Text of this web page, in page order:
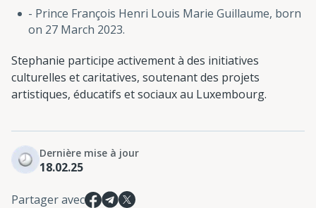
- Prince François Henri Louis Marie Guillaume, born
on 27 March 2023.
Stephanie participe activement à des initiatives
culturelles et caritatives, soutenant des projets
artistiques, éducatifs et sociaux au Luxembourg.
Dernière mise à jour
18.02.25
Partager avec